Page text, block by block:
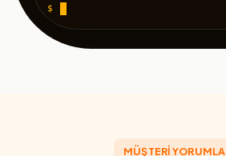
$
MÜŞTERİ